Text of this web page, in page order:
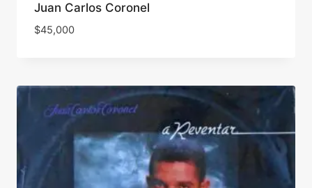
Juan Carlos Coronel
$45,000